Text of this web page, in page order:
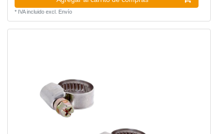
* IVA incluidoexcl. Envío